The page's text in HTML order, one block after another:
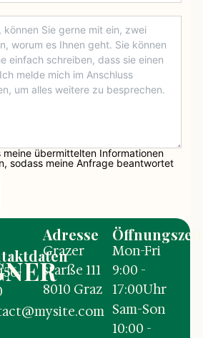
Adresse
Grazer
starße 111
8010 Graz
Mon-Fri
9:00 -
17:00Uhr
Sam-Son
10:00 -
meine übermittelten Informationen
sodass meine Anfrage beantwortet